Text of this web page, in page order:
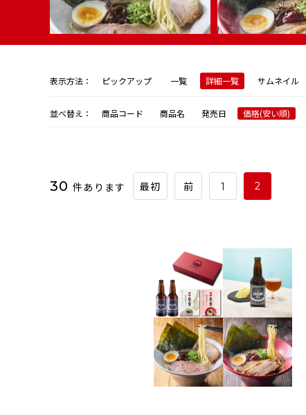
表示方法： ピックアップ 一覧 詳細一覧 サムネイル
並べ替え： 商品コード 商品名 発売日 価格(安い順)
30 件あります 最初 前 1 2